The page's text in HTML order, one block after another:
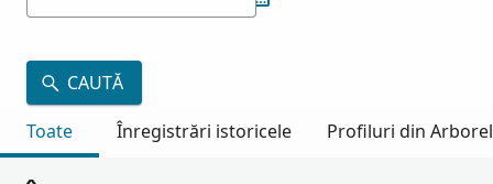
CAUTĂ
Toate
Înregistrări istoricele Profiluri din